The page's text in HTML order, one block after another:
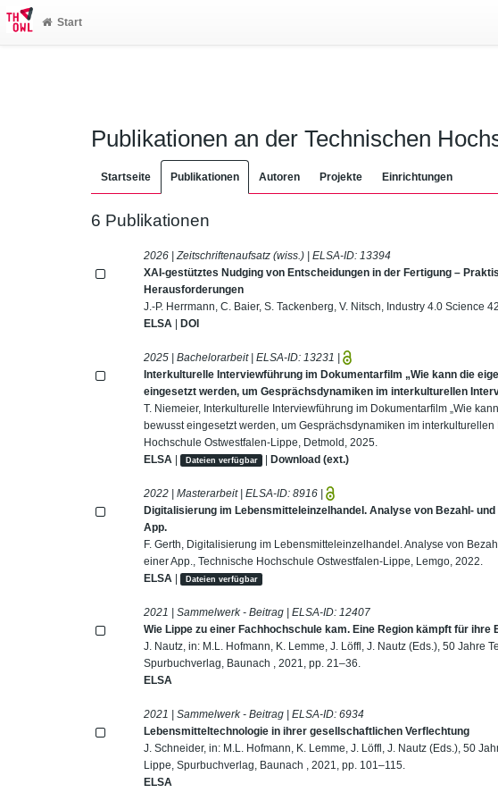
Start
Publikationen an der Technischen
Startseite Publikationen Autoren Projekte Einrichtungen
6 Publikationen
2026 | Zeitschriftenaufsatz (wiss.) | ELSA-ID: 13394
XAI-gestütztes Nudging von Entscheidungen in der Fertigung –
Herausforderungen
J.-P. Herrmann, C. Baier, S. Tackenberg, V. Nitsch, Industry 4.0 Science
ELSA |DOI
2025 | Bachelorarbeit | ELSA-ID: 13231 |
Interkulturelle Interviewführung im Dokumentarfilm „Wie kann die
eingesetzt werden, um Gesprächsdynamiken im interkulturellen
T. Niemeier, Interkulturelle Interviewführung im Dokumentarfilm „Wie
bewusst eingesetzt werden, um Gesprächsdynamiken im interkulturellen
Hochschule Ostwestfalen-Lippe, Detmold, 2025.
ELSA | Dateien verfügbar |Download (ext.)
2022 | Masterarbeit | ELSA-ID:8916 |
Digitalisierung im Lebensmitteleinzelhandel. Analyse von Bezahl-
App.
F. Gerth, Digitalisierung im Lebensmitteleinzelhandel. Analyse von
einer App., Technische Hochschule Ostwestfalen-Lippe, Lemgo, 2022.
ELSA | Dateien verfügbar
2021 | Sammelwerk - Beitrag | ELSA-ID: 12407
Wie Lippe zu einer Fachhochschule kam. Eine Region kämpft für
J. Nautz, in: M.L. Hofmann, K. Lemme, J. Löffl, J. Nautz (Eds.), 50 Jahre
Spurbuchverlag, Baunach , 2021, pp. 21–36.
ELSA
2021 | Sammelwerk - Beitrag | ELSA-ID:6934
Lebensmitteltechnologie in ihrer gesellschaftlichen Verflechtung
J. Schneider, in: M.L. Hofmann, K. Lemme, J. Löffl, J. Nautz (Eds.), 50
Lippe, Spurbuchverlag, Baunach , 2021, pp. 101–115.
ELSA